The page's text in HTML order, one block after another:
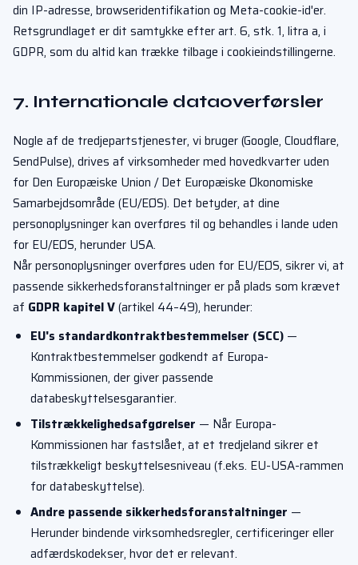
din IP-adresse, browseridentifikation og Meta-cookie-id'er.
Retsgrundlaget er dit samtykke efter art. 6, stk. 1, litra a, i
GDPR, som du altid kan trække tilbage i cookieindstillingerne.
7. Internationale dataoverførsler
Nogle af de tredjepartstjenester, vi bruger (Google, Cloudflare,
SendPulse), drives af virksomheder med hovedkvarter uden
for Den Europæiske Union / Det Europæiske Økonomiske
Samarbejdsområde (EU/EØS). Det betyder, at dine
personoplysninger kan overføres til og behandles i lande uden
for EU/EØS, herunder USA.
Når personoplysninger overføres uden for EU/EØS, sikrer vi, at
passende sikkerhedsforanstaltninger er på plads som krævet
af GDPR kapitel V(artikel 44–49), herunder:
EU's standardkontraktbestemmelser (SCC) —
Kontraktbestemmelser godkendt af Europa-
Kommissionen, der giver passende
databeskyttelsesgarantier.
Tilstrækkelighedsafgørelser — Når Europa-
Kommissionen har fastslået, at et tredjeland sikrer et
tilstrækkeligt beskyttelsesniveau (f.eks. EU-USA-rammen
for databeskyttelse).
Andre passende sikkerhedsforanstaltninger —
Herunder bindende virksomhedsregler, certificeringer eller
adfærdskodekser, hvor det er relevant.